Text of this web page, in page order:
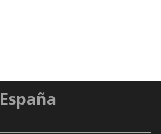
España